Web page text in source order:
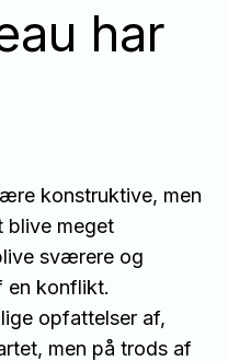
har
konstruktive, men
blive meget
sværere og
en konflikt.
opfattelser af,
men på trods af